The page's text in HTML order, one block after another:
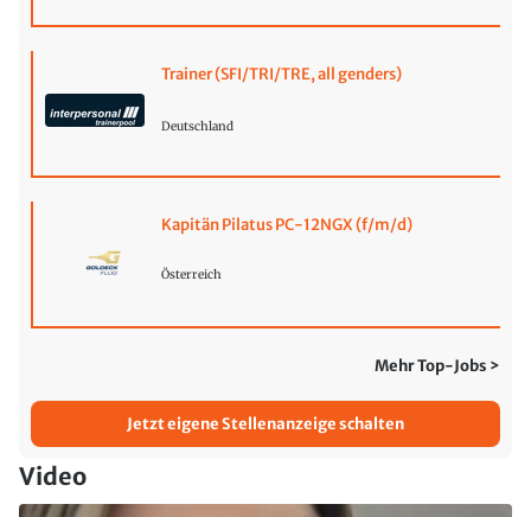
Trainer (SFI/TRI/TRE, all genders)
Deutschland
Kapitän Pilatus PC-12NGX (f/m/d)
Österreich
Mehr Top-Jobs >
Jetzt eigene Stellenanzeige schalten
Video